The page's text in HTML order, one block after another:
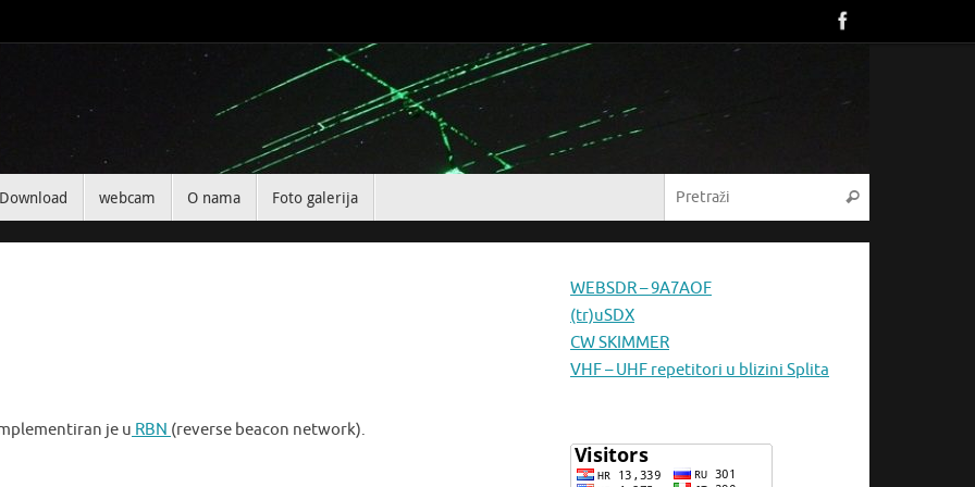
Download webcam O nama Foto galerija Pretraži
je u RBN (reverse beacon network).
WEBSDR – 9A7AOF
(tr)uSDX
CW SKIMMER
VHF – UHF repetitori u blizini Splita